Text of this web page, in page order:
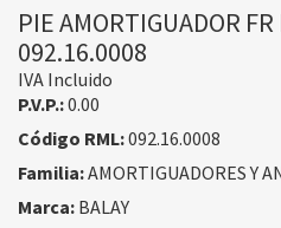
PIE AMORTIGUADOR
092.16.0008
IVA Incluido
P.V.P.:0.00
Código RML:092.16.0008
Familia:AMORTIGUADORES Y
Marca: BALAY